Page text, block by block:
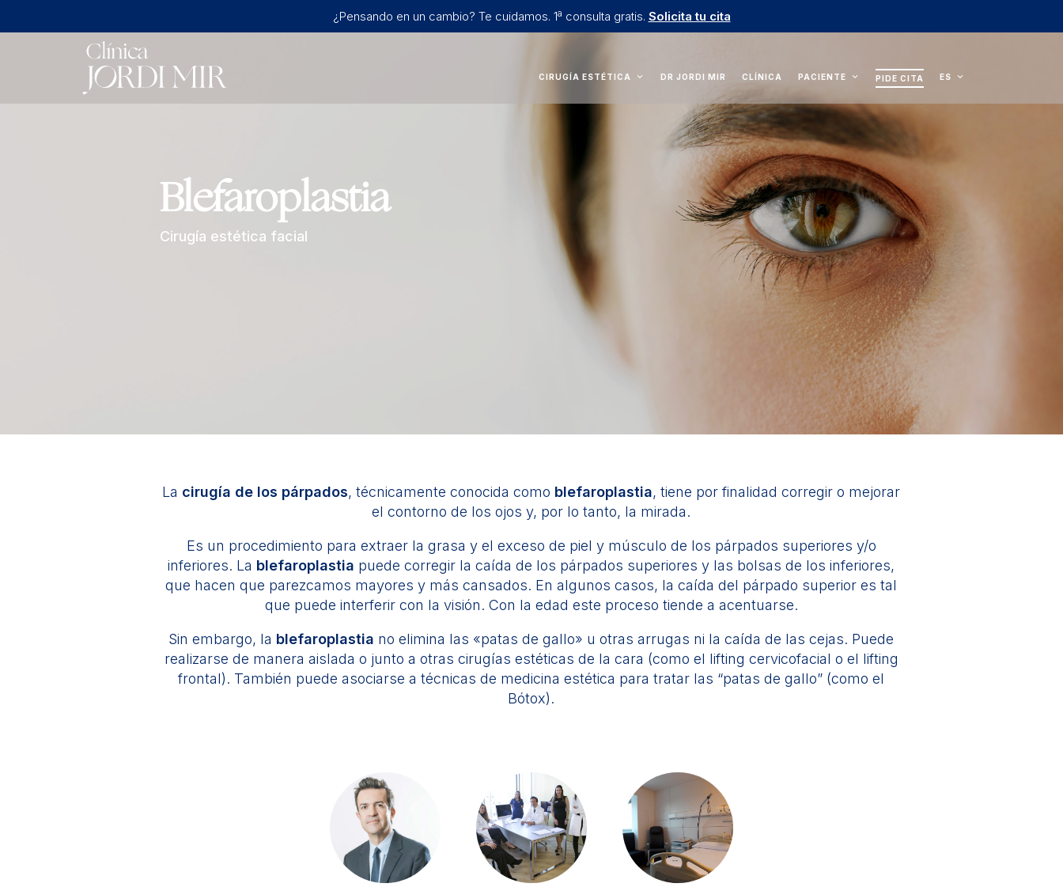
¿Pensando en un cambio? Te cuidamos. 1ª consulta gratis. Solicita tu cita
CIRUGÍA ESTÉTICA DR JORDI MIR CLÍNICA PACIENTE PIDE CITA ES
Blefaroplastia
Cirugía estética facial
La cirugía de los párpados, técnicamente conocida como blefaroplastia, tiene por finalidad corregir o mejorar
el contorno de los ojos y, por lo tanto, la mirada.
Es un procedimiento para extraer la grasa y el exceso de piel y músculo de los párpados superiores y/o
inferiores. La blefaroplastia puede corregir la caída de los párpados superiores y las bolsas de los inferiores,
que hacen que parezcamos mayores y más cansados. En algunos casos, la caída del párpado superior es tal
que puede interferir con la visión. Con la edad este proceso tiende a acentuarse.
Sin embargo, la blefaroplastia no elimina las «patas de gallo» u otras arrugas ni la caída de las cejas. Puede
realizarse de manera aislada o junto a otras cirugías estéticas de la cara (como el lifting cervicofacial o el lifting
frontal). También puede asociarse a técnicas de medicina estética para tratar las “patas de gallo” (como el
Bótox).